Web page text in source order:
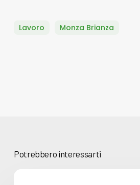
Lavoro Monza Brianza
Potrebbero interessarti